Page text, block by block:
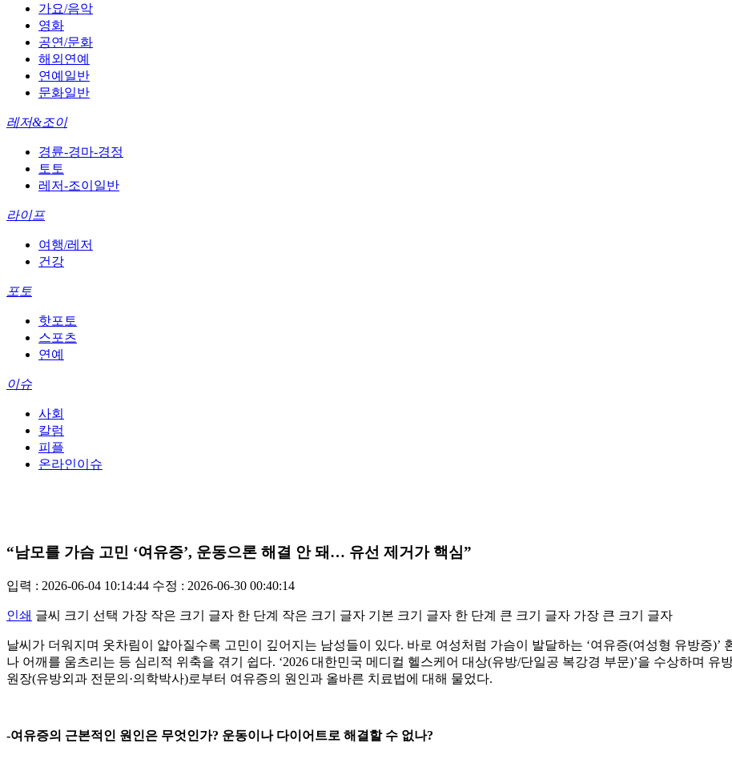
가요/음악
영화
공연/문화
해외연예
연예일반
문화일반
레저&조이
경륜-경마-경정
토토
레저-조이일반
라이프
여행/레저
건강
포토
핫포토
스포츠
연예
이슈
사회
칼럼
피플
온라인이슈
“남모를 가슴 고민 ‘여유증’, 운동으론 해결 안 돼… 유선 제거가 핵심”
입력 : 2026-06-04 10:14:44 수정 : 2026-06-30 00:40:14
인쇄 글씨 크기 선택 가장 작은 크기 글자 한 단계 작은 크기 글자 기본 크기 글자 한 단계 큰 크기 글자 가장 큰 크기 글자
날씨가 더워지며 옷차림이 얇아질수록 고민이 깊어지는 남성들이 있다. 바로 여성처럼 가슴이 발달하는 ‘여유증(여성형 유방증)’
나 어깨를 움츠리는 등 심리적 위축을 겪기 쉽다. ‘2026 대한민국 메디컬 헬스케어 대상(유방/단일공 복강경 부문)’을 수상하며
원장(유방외과 전문의·의학박사)로부터 여유증의 원인과 올바른 치료법에 대해 물었다.
-여유증의 근본적인 원인은 무엇인가? 운동이나 다이어트로 해결할 수 없나?